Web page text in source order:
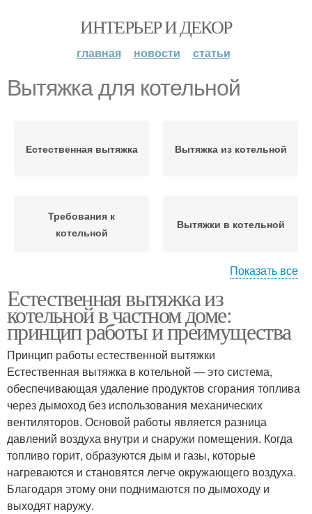
ИНТЕРЬЕР И ДЕКОР
главная новости статьи
Вытяжка для котельной
Естественная вытяжка Вытяжка из котельной
Требования к
котельной
Вытяжки в котельной
Вытяжка по сравнению Вытяжка в котельной
Показать все
Естественная вытяжка из
котельной в частном доме:
принцип работы и преимущества
Принцип работы естественной вытяжки
Естественная вытяжка в котельной — это система,
обеспечивающая удаление продуктов сгорания топлива
через дымоход без использования механических
вентиляторов. Основой работы является разница
давлений воздуха внутри и снаружи помещения. Когда
топливо горит, образуются дым и газы, которые
нагреваются и становятся легче окружающего воздуха.
Благодаря этому они поднимаются по дымоходу и
выходят наружу.